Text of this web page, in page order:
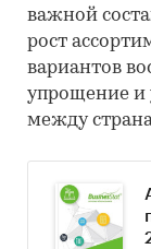
важной
рост
вариантов
упрощение и
между